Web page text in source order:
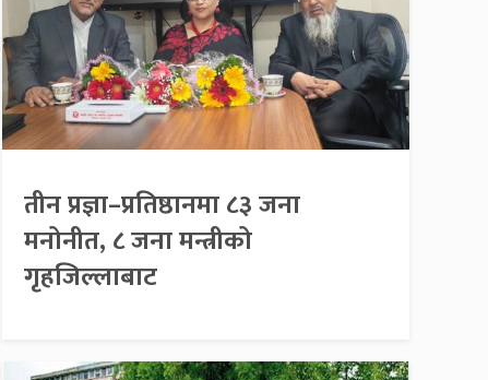
तीन प्रज्ञा–प्रतिष्ठानमा ८३ जना
मनोनीत, ८ जना मन्त्रीको
गृहजिल्लाबाट